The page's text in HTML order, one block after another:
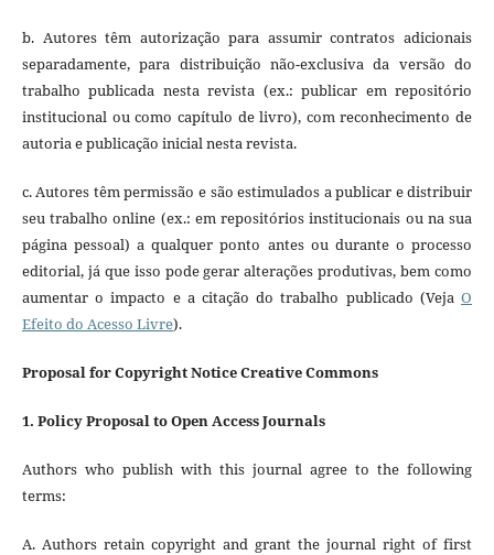
b. Autores têm autorização para assumir contratos adicionais
separadamente, para distribuição não-exclusiva da versão do
trabalho publicada nesta revista (ex.: publicar em repositório
institucional ou como capítulo de livro), com reconhecimento de
autoria e publicação inicial nesta revista.
c. Autores têm permissão e são estimulados a publicar e distribuir
seu trabalho online (ex.: em repositórios institucionais ou na sua
página pessoal) a qualquer ponto antes ou durante o processo
editorial, já que isso pode gerar alterações produtivas, bem como
aumentar o impacto e a citação do trabalho publicado (VejaO
Efeito do Acesso Livre).
Proposal for Copyright Notice Creative Commons
1. Policy Proposal to Open Access Journals
Authors who publish with this journal agree to the following
terms:
A. Authors retain copyright and grant the journal right of first